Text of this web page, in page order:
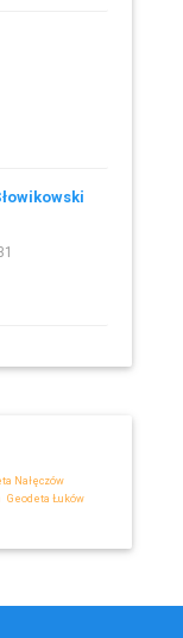
Nałęczów
Geodeta Łuków